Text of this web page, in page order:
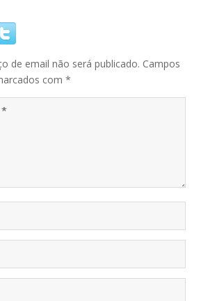
de email não será publicado. Campos
com *